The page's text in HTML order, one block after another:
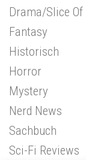
Drama/Slice Of
Fantasy
Historisch
Horror
Mystery
Nerd News
Sachbuch
Sci-Fi Reviews